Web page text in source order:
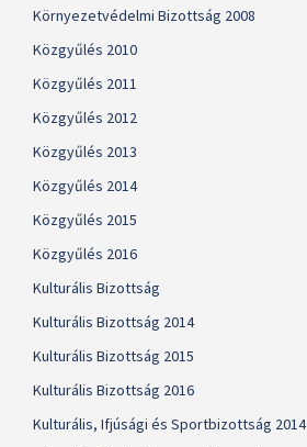
Környezetvédelmi Bizottság 2008
Közgyűlés 2010
Közgyűlés 2011
Közgyűlés 2012
Közgyűlés 2013
Közgyűlés 2014
Közgyűlés 2015
Közgyűlés 2016
Kulturális Bizottság
Kulturális Bizottság 2014
Kulturális Bizottság 2015
Kulturális Bizottság 2016
Kulturális, Ifjúsági és Sportbizottság 2014